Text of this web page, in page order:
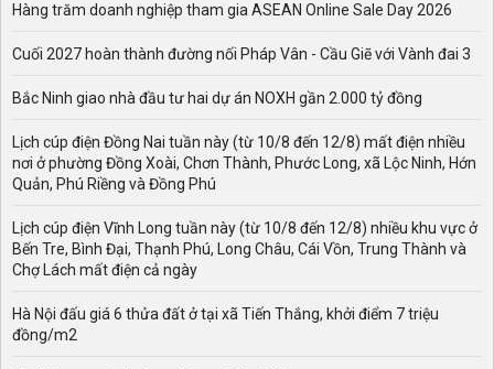
Hàng trăm doanh nghiệp tham gia ASEAN Online Sale Day 2026
Cuối 2027 hoàn thành đường nối Pháp Vân - Cầu Giẽ với Vành đai 3
Bắc Ninh giao nhà đầu tư hai dự án NOXH gần 2.000 tỷ đồng
Lịch cúp điện Đồng Nai tuần này (từ 10/8 đến 12/8) mất điện nhiều
nơi ở phường Đồng Xoài, Chơn Thành, Phước Long, xã Lộc Ninh, Hớn
Quản, Phú Riềng và Đồng Phú
Lịch cúp điện Vĩnh Long tuần này (từ 10/8 đến 12/8) nhiều khu vực ở
Bến Tre, Bình Đại, Thạnh Phú, Long Châu, Cái Vồn, Trung Thành và
Chợ Lách mất điện cả ngày
Hà Nội đấu giá 6 thửa đất ở tại xã Tiến Thắng, khởi điểm 7 triệu
đồng/m2